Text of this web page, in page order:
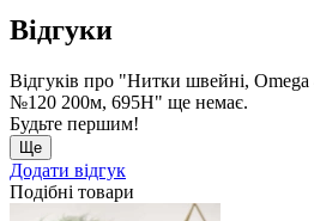
Відгуки
Відгуків про "Нитки швейні,
№120 200м, 695Н" ще немає.
Будьте першим!
Ще
Додати відгук
Подібні товари